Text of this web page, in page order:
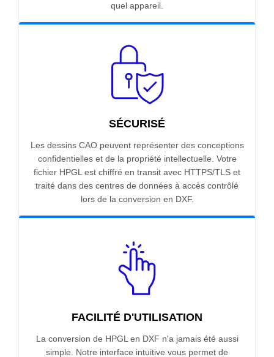
quel appareil.
SÉCURISÉ
Les dessins CAO peuvent représenter des conceptions
confidentielles et de la propriété intellectuelle. Votre
fichier HPGL est chiffré en transit avec HTTPS/TLS et
traité dans des centres de données à accès contrôlé
lors de la conversion en DXF.
FACILITÉ D'UTILISATION
La conversion de HPGL en DXF n'a jamais été aussi
simple. Notre interface intuitive vous permet de